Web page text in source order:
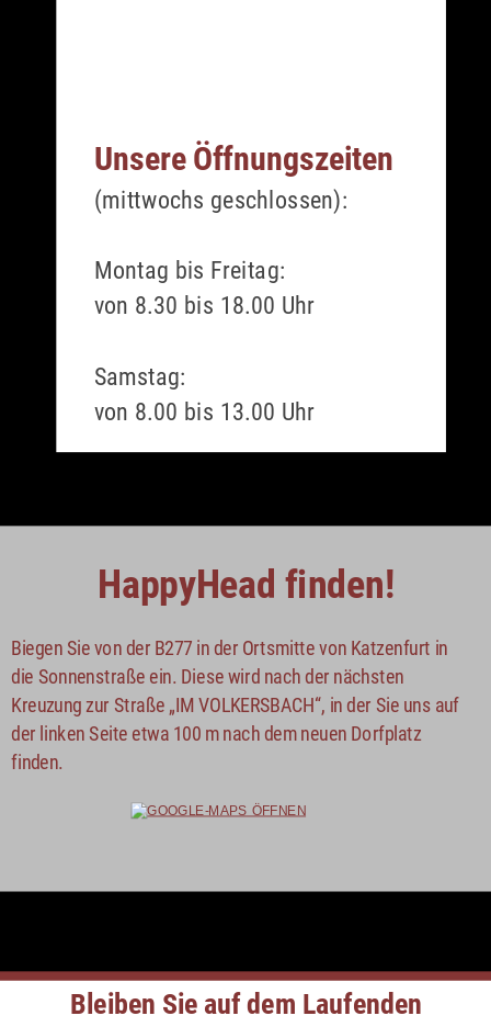
Unsere Öffnungszeiten
(mittwochs geschlossen):
Montag bis Freitag:
von 8.30 bis 18.00 Uhr
Samstag:
von 8.00 bis 13.00 Uhr
HappyHead finden!
Biegen Sie von der B277 in der Ortsmitte von Katzenfurt in
die Sonnenstraße ein. Diese wird nach der nächsten
Kreuzung zur Straße „IM VOLKERSBACH“, in der Sie uns auf
der linken Seite etwa 100 m nach dem neuen Dorfplatz
finden.
Bleiben Sie auf dem Laufenden